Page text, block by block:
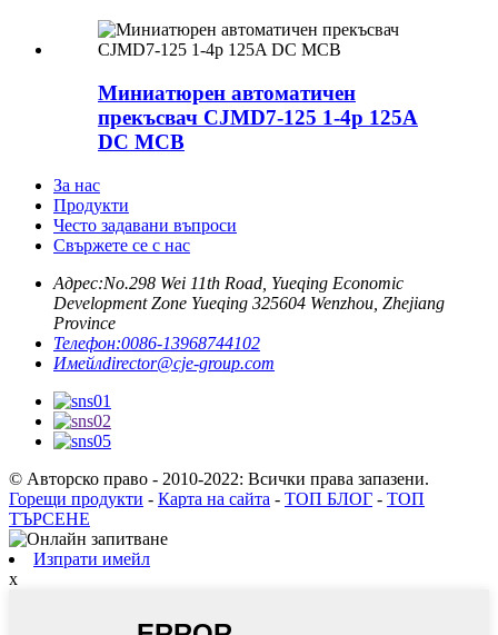
Миниатюрен автоматичен
прекъсвач CJMD7-125 1-4p 125A
DC MCB
За нас
Продукти
Често задавани въпроси
Свържете се с нас
Адрес:No.298 Wei 11th Road, Yueqing Economic
Development Zone Yueqing 325604 Wenzhou, Zhejiang
Province
Телефон:0086-13968744102
Имейлdirector@cje-group.com
© Авторско право - 2010-2022: Всички права запазени.
Горещи продукти - Карта на сайта - ТОП БЛОГ - ТОП
ТЪРСЕНЕ
Изпрати имейл
x